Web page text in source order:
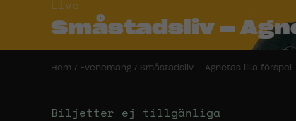
Live
Småstadsliv –
Hem / Evenemang / Småstadsliv – Agnetas lilla förspel
Biljetter ej tillgänliga